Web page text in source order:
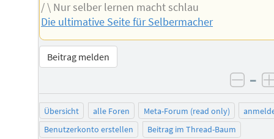
/ \ Nur selber lernen macht schlau
Die ultimative Seite für Selbermacher
Beitrag melden
–
Übersicht alle Foren Meta-Forum (read only)
Benutzerkonto erstellen
Beitrag im Thread-Baum